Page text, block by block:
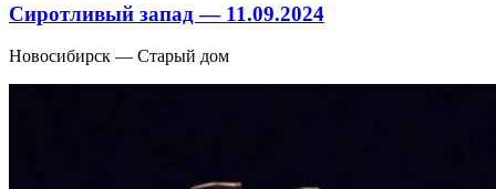
Сиротливый запад — 11.09.2024
Новосибирск — Старый дом